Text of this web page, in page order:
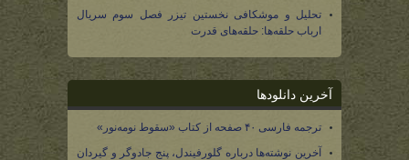
تحلیل و موشکافی نخستین تیزر فصل سوم سریال
ارباب حلقه‌ها: حلقه‌های قدرت
آخرین دانلودها
ترجمه فارسی ۴۰ صفحه از کتاب «سقوط نومه‌نور»
آخرین نوشته‌ها درباره گلورفیندل، پنج جادوگر و گیردان